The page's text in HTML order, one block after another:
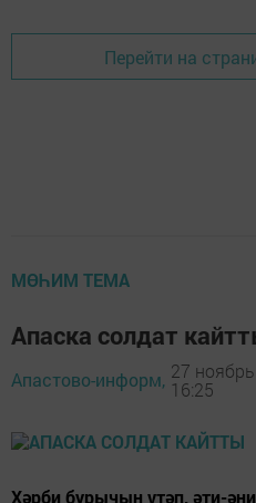
Перейти на
МӨҺИМ ТЕМА
Апаска солдат
Апастово-информ, 27
16:25
Хәрби бурычын үтәп, әти-